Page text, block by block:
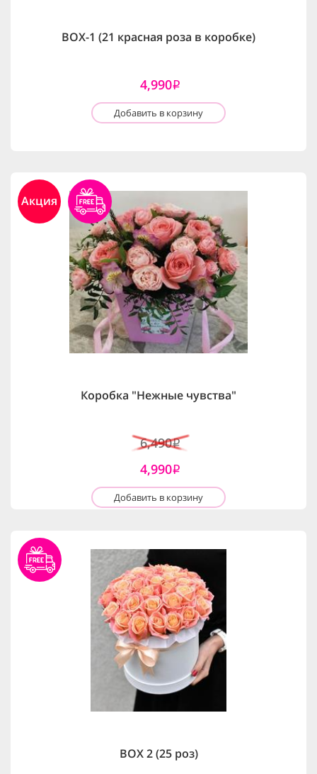
BOX-1 (21 красная роза в коробке)
4,990i
Добавить в корзину
Акция
Коробка "Нежные чувства"
6,490i
4,990i
Добавить в корзину
BOX 2 (25 роз)